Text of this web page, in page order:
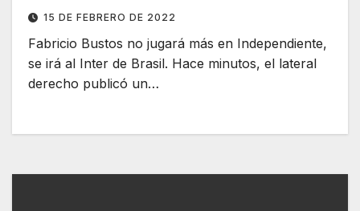
15 DE FEBRERO DE 2022
Fabricio Bustos no jugará más en Independiente,
se irá al Inter de Brasil. Hace minutos, el lateral
derecho publicó un…